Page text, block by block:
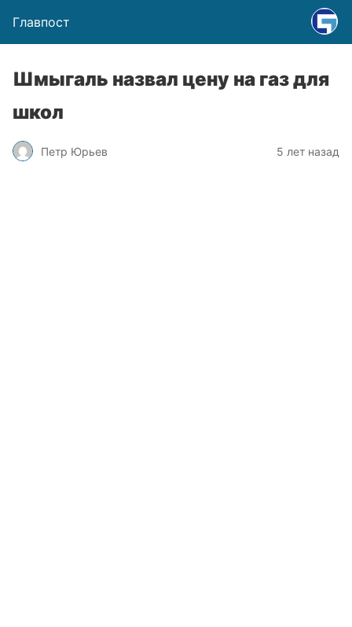
Главпост
Шмыгаль назвал цену на газ для
школ
Петр Юрьев 5 лет назад